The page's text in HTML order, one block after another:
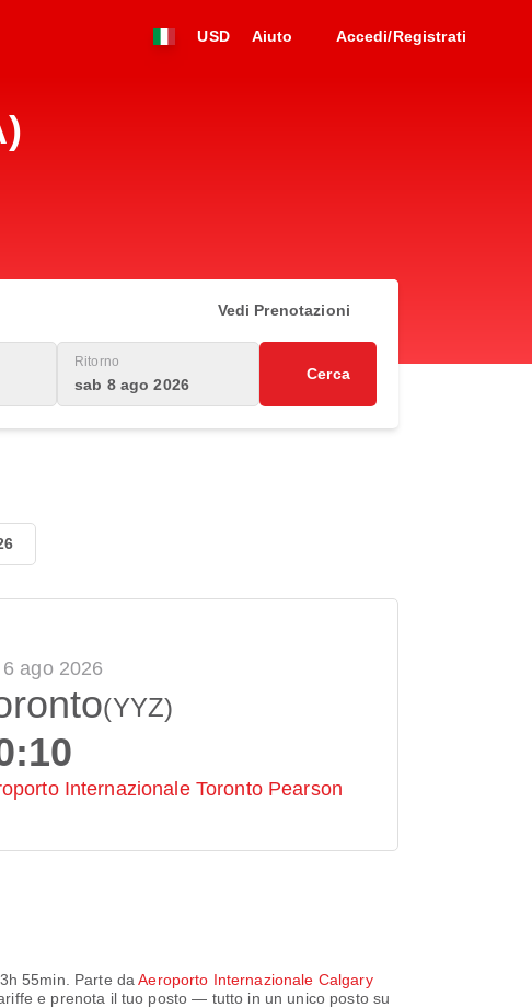
USD Aiuto Accedi/Registrati
Vedi Prenotazioni
Ritorno
sab 8 ago 2026
Cerca
ago 2026
(YYZ)
Internazionale Toronto Pearson
3h 55min . Parte daAeroporto Internazionale Calgary
e prenota il tuo posto — tutto in un unico posto su